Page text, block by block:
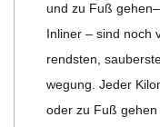
und zu Fuß
Inli­ner – sind noch
rends­ten,
we­gung. Jeder
oder zu Fuß gehen